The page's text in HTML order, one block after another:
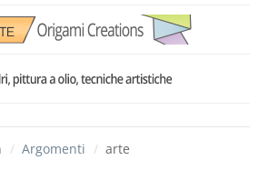
/ Argomenti / arte